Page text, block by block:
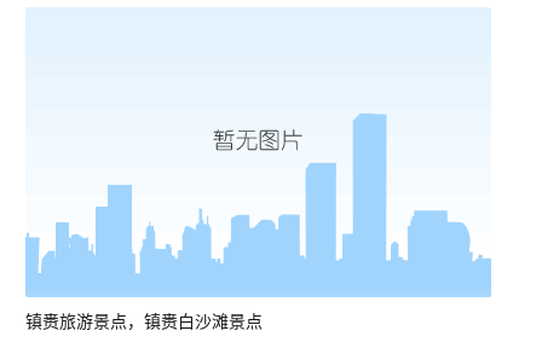
镇赉旅游景点，镇赉白沙滩景点